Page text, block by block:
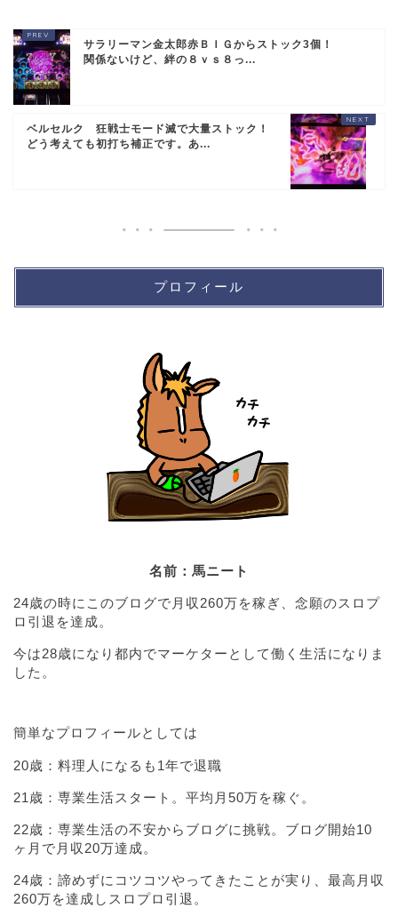
サラリーマン金太郎赤ＢＩＧからストック3個！
関係ないけど、絆の８ｖｓ８っ...
ベルセルク 狂戦士モード滅で大量ストック！
どう考えても初打ち補正です。あ...
プロフィール
名前：馬ニート
24歳の時にこのブログで月収260万を稼ぎ、念願のスロプ
ロ引退を達成。
今は28歳になり都内でマーケターとして働く生活になりま
した。
簡単なプロフィールとしては
20歳：料理人になるも1年で退職
21歳：専業生活スタート。平均月50万を稼ぐ。
22歳：専業生活の不安からブログに挑戦。ブログ開始10
ヶ月で月収20万達成。
24歳：諦めずにコツコツやってきたことが実り、最高月収
260万を達成しスロプロ引退。